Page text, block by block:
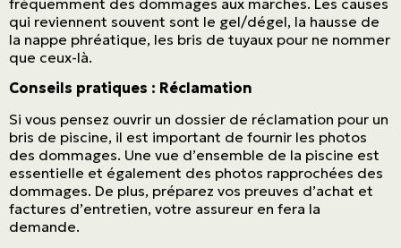
qui reviennent souvent sont le gel/dégel, la hausse de
la nappe phréatique, les bris de tuyaux pour ne nommer
que ceux-là.
Conseils pratiques : Réclamation
Si vous pensez ouvrir un dossier de réclamation pour un
bris de piscine, il est important de fournir les photos
des dommages. Une vue d’ensemble de la piscine est
essentielle et également des photos rapprochées des
dommages. De plus, préparez vos preuves d’achat et
factures d’entretien, votre assureur en fera la
demande.